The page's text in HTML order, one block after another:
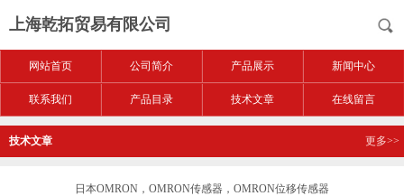
上海乾拓贸易有限公司
网站首页 公司简介 产品展示 新闻中心
联系我们 产品目录 技术文章 在线留言
技术文章 更多>>
日本OMRON，OMRON传感器，OMRON位移传感器